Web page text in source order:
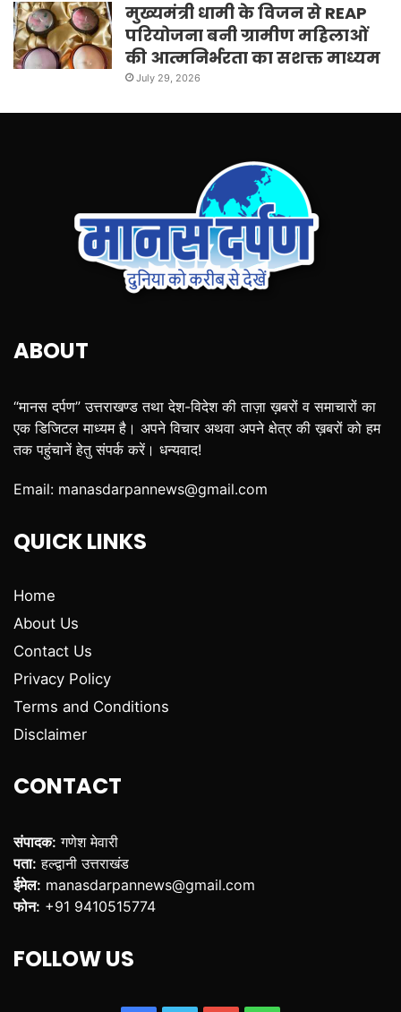
मुख्यमंत्री धामी के विजन से REAP
परियोजना बनी ग्रामीण महिलाओं
की आत्मनिर्भरता का सशक्त माध्यम
July 29, 2026
ABOUT
“मानस दर्पण” उत्तराखण्ड तथा देश-विदेश की ताज़ा ख़बरों व समाचारों का
एक डिजिटल माध्यम है। अपने विचार अथवा अपने क्षेत्र की ख़बरों को हम
तक पहुंचानें हेतु संपर्क करें। धन्यवाद!
Email: manasdarpannews@gmail.com
QUICK LINKS
Home
About Us
Contact Us
Privacy Policy
Terms and Conditions
Disclaimer
CONTACT
संपादक: गणेश मेवारी
पता: हल्द्वानी उत्तराखंड
ईमेल: manasdarpannews@gmail.com
फोन: +91 9410515774
FOLLOW US